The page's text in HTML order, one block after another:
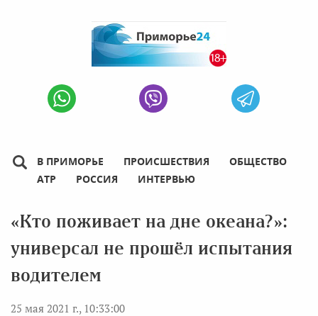
В ПРИМОРЬЕ ПРОИСШЕСТВИЯ
ОБЩЕСТВО
АТР
РОССИЯ ИНТЕРВЬЮ
«Кто поживает на дне океана?»:
универсал не прошёл испытания
водителем
25 мая 2021 г., 10:33:00